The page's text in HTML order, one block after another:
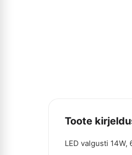
Toote
LED valgusti